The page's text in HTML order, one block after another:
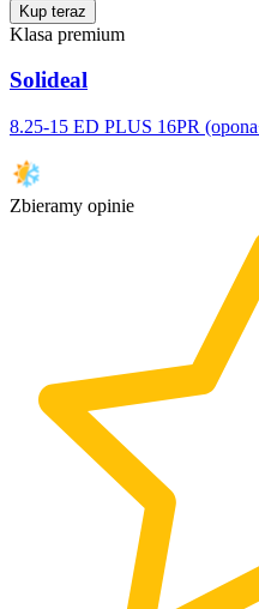
Kup teraz
Klasa premium
Solideal
8.25-15 ED PLUS 16PR
Zbieramy opinie